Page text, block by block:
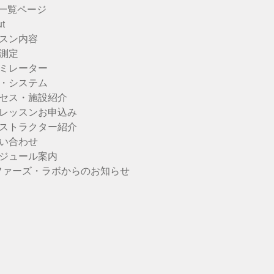
覧ページ
ン内容
定
レーター
システム
ス・施設紹介
ッスンお申込み
トラクター紹介
合わせ
ュール案内
ーズ・ラボからのお知らせ